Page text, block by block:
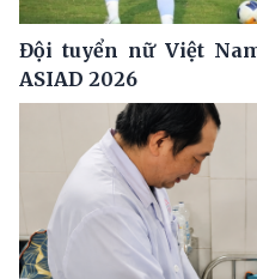
Đội tuyển nữ Việt
ASIAD 2026